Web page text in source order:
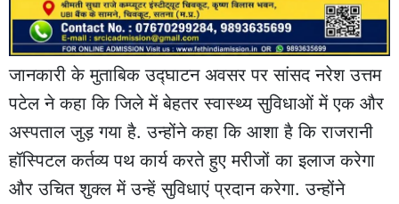
जानकारी के मुताबिक उद्घाटन अवसर पर सांसद नरेश उत्तम
पटेल ने कहा कि जिले में बेहतर स्वास्थ्य सुविधाओं में एक और
अस्पताल जुड़ गया है. उन्होंने कहा कि आशा है कि राजरानी
हॉस्पिटल कर्तव्य पथ कार्य करते हुए मरीजों का इलाज करेगा
और उचित शुक्ल में उन्हें सुविधाएं प्रदान करेगा. उन्होंने